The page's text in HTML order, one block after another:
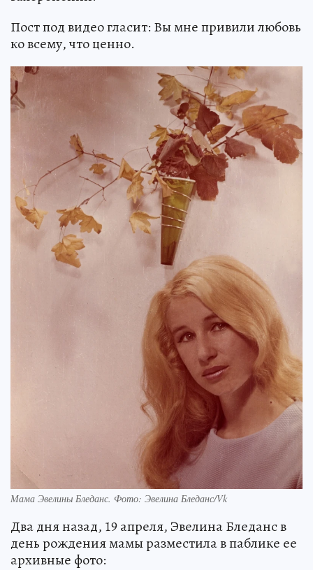
Пост под видео гласит: Вы мне привили любовь
ко всему, что ценно.
Мама Эвелины Бледанс. Фото: Эвелина Бледанс/Vk
Два дня назад, 19 апреля, Эвелина Бледанс в
день рождения мамы разместила в паблике ее
архивные фото: